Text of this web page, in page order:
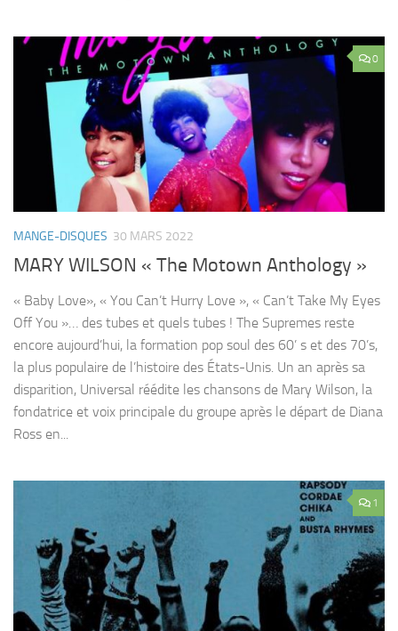
0
MANGE-DISQUES 30 MARS 2022
MARY WILSON « The Motown Anthology »
« Baby Love», « You Can’t Hurry Love », « Can’t Take My Eyes
Off You »… des tubes et quels tubes ! The Supremes reste
encore aujourd’hui, la formation pop soul des 60’ s et des 70’s,
la plus populaire de l’histoire des États-Unis. Un an après sa
disparition, Universal réédite les chansons de Mary Wilson, la
fondatrice et voix principale du groupe après le départ de Diana
Ross en...
1